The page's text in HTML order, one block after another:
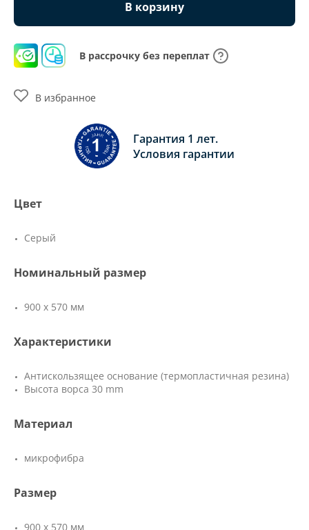
В корзину
В рассрочку без переплат
Гарантия 1 лет.
Условия гарантии
В избранное
Цвет
Серый
Номинальный размер
900 х 570 мм
Характеристики
Антискользящее основание (термопластичная резина)
Высота ворса 30 mm
Материал
микрофибра
Размер
900 х 570 мм